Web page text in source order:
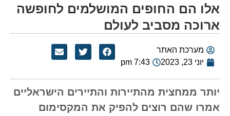
אלו הם החופים המושלמים לחופשה
ארוכה מסביב לעולם
מערכת האתר
יוני 23, 2023
7:43 pm
יותר ממחצית מהתיירות והתיירים הישראליים
אמרו שהם רוצים להפיק את המקסימום